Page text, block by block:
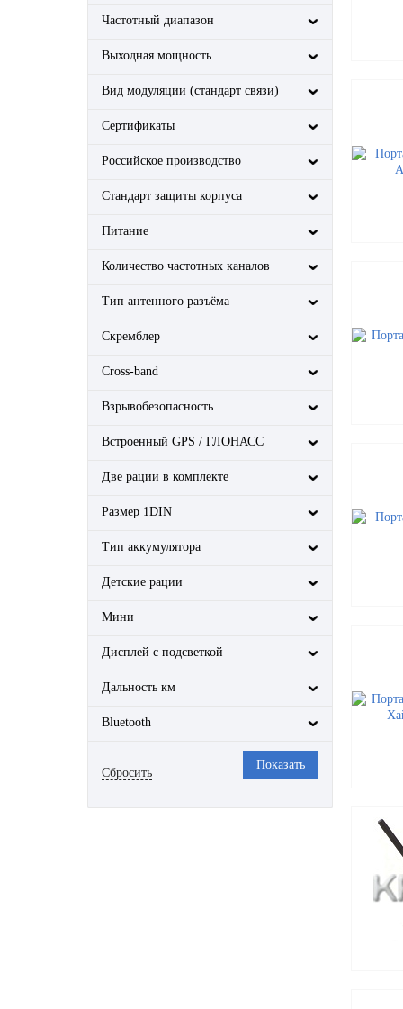
AnyTone
Caltta
Entel
HIT
Joker
Leixen
Linton
M-Tech
Omega (Onega)
P@RUS
President
RadiusPro
Recent
Sailor
Sirus
Standard-Horizon
Vector
Частотный диапазон
Выходная мощность
Вид модуляции (стандарт связи)
Сертификаты
Российское производство
Стандарт защиты корпуса
Питание
Количество частотных каналов
Тип антенного разъёма
Скремблер
Cross-band
Взрывобезопасность
Встроенный GPS / ГЛОНАСС
Две рации в комплекте
Размер 1DIN
Тип аккумулятора
Детские рации
Мини
Дисплей с подсветкой
Дальность км
Bluetooth